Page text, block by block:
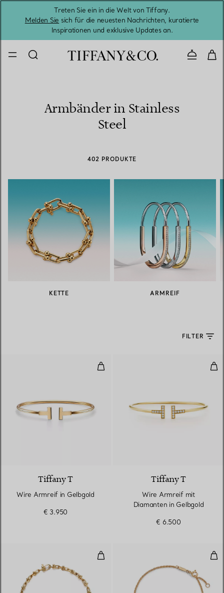
Treten Sie ein in die Welt von Tiffany.
Melden Sie sich für die neuesten Nachrichten, kuratierte
Inspirationen und exklusive Updates an.
Armbänder in Stainless
Steel
402 PRODUKTE
KETTE ARMREIF
FILTER
Wire Armreif in Gelbgold
Tiffany T
Wire Armreif in Gelbgold
€ 3.950
Tiffany T
Wire Armreif mit
Diamanten in Gelbgold
€ 6.500
Schmales Gliederarmband in